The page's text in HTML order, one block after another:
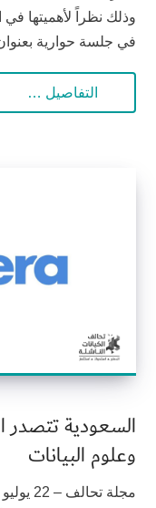
وذلك نظراً لأهميتها
في جلسة حوارية
التفاصيل …
السعودية تتصدر
وعلوم البيانات